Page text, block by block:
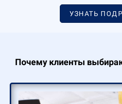
УЗНАТЬ
Почему клиенты